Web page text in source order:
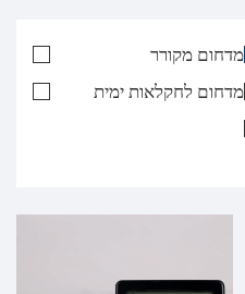
מדחום מקורר
מדחום לחקלאות ימית